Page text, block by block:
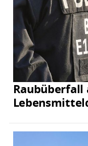
Raubüberfall